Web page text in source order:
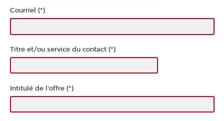
Courriel (*)
Titre et/ou service du contact (*)
Intitulé de l'offre (*)